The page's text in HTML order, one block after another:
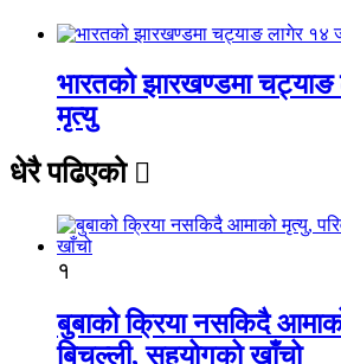
भारतको झारखण्डमा
मृत्यु
धेरै पढिएको
१
बुबाको क्रिया नसकिदै
बिचल्ली, सहयोगको खाँचो